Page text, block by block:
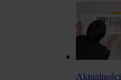
Aktualności